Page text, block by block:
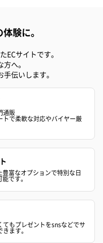
験に。
ECサイトです。
へ。
伝いします。
通販
トで柔軟な対応やバイヤー厳
富なオプションで特別な日
です。
てもプレゼントをsnsなどでサ
ます。